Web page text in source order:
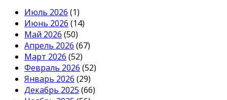
Июль 2026 (1)
Июнь 2026 (14)
Май 2026 (50)
Апрель 2026 (67)
Март 2026 (52)
Февраль 2026 (52)
Январь 2026 (29)
Декабрь 2025 (66)